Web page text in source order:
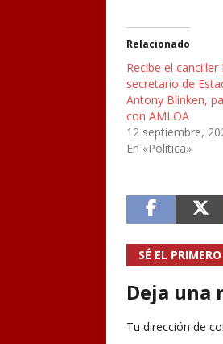
Relacionado
Recibe el canciller
secretario de
Antony Blinken,
con AMLOA
12 septiembre,
En «Política»
SÉ EL
Deja una
Tu dirección de